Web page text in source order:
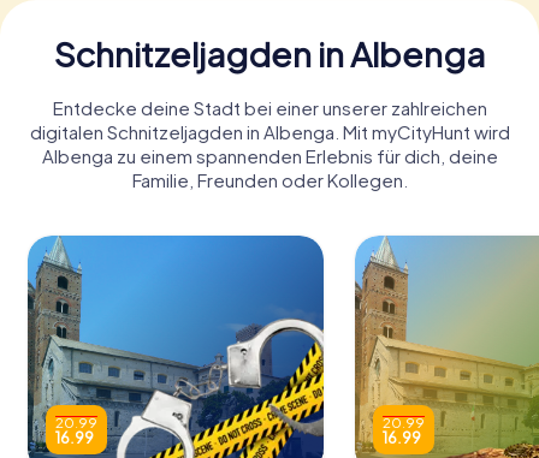
Schnitzeljagden in Albenga
Entdecke deine Stadt bei einer unserer zahlreichen
digitalen Schnitzeljagden in Albenga. Mit myCityHunt wird
Albenga zu einem spannenden Erlebnis für dich, deine
Familie, Freunden oder Kollegen.
20.99
16.99
20.99
16.99